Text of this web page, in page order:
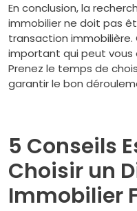
En conclusion, la
immobilier ne doit pas
transaction immobilière.
important qui peut vous
Prenez le temps de
garantir le bon
5 Conseils
Choisir un
Immobilier